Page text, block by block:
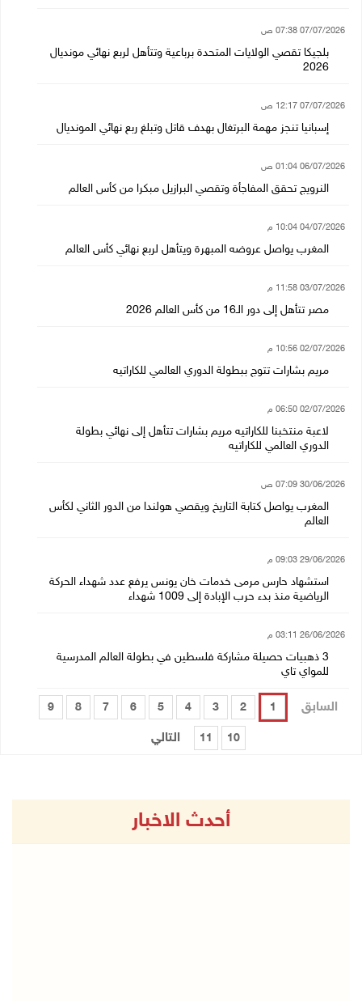
07/07/2026 07:38 ص
بلجيكا تقصي الولايات المتحدة برباعية وتتأهل لربع نهائي مونديال
2026
07/07/2026 12:17 ص
إسبانيا تنجز مهمة البرتغال بهدف قاتل وتبلغ ربع نهائي المونديال
06/07/2026 01:04 ص
النرويج تحقق المفاجأة وتقصي البرازيل مبكرا من كأس العالم
04/07/2026 10:04 م
المغرب يواصل عروضه المبهرة ويتأهل لربع نهائي كأس العالم
03/07/2026 11:58 م
مصر تتأهل إلى دور الـ16 من كأس العالم 2026
02/07/2026 10:56 م
مريم بشارات تتوج ببطولة الدوري العالمي للكاراتيه
02/07/2026 06:50 م
لاعبة منتخبنا للكاراتيه مريم بشارات تتأهل إلى نهائي بطولة
الدوري العالمي للكاراتيه
30/06/2026 07:09 ص
المغرب يواصل كتابة التاريخ ويقصي هولندا من الدور الثاني لكأس
العالم
29/06/2026 09:03 م
استشهاد حارس مرمى خدمات خان يونس يرفع عدد شهداء الحركة
الرياضية منذ بدء حرب الإبادة إلى 1009 شهداء
26/06/2026 03:11 م
3 ذهبيات حصيلة مشاركة فلسطين في بطولة العالم المدرسية
للمواي تاي
السابق 1
2
3
4
5
6
7
8
9
10
11 التالي
أحدث الاخبار